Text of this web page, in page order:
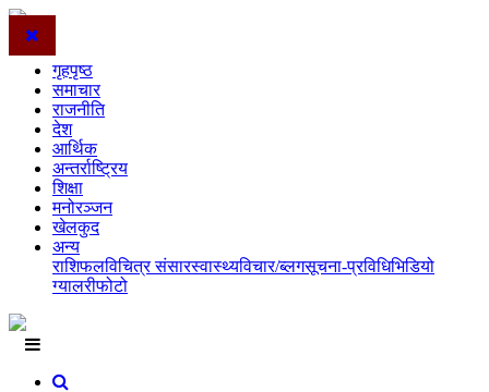
गृहपृष्ठ
समाचार
राजनीति
देश
आर्थिक
अन्तर्राष्ट्रिय
शिक्षा
मनोरञ्जन
खेलकुद
अन्य
राशिफलविचित्र संसारस्वास्थ्यविचार/ब्लगसूचना-प्रविधिभिडियो
ग्यालरीफोटो